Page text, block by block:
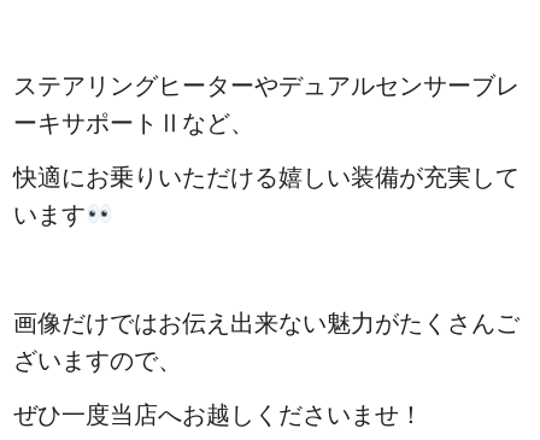
ステアリングヒーターやデュアルセンサーブレ
ーキサポートⅡなど、
快適にお乗りいただける嬉しい装備が充実して
います
画像だけではお伝え出来ない魅力がたくさんご
ざいますので、
ぜひ一度当店へお越しくださいませ！